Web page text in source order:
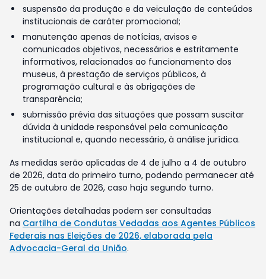
suspensão da produção e da veiculação de conteúdos
institucionais de caráter promocional;
manutenção apenas de notícias, avisos e
comunicados objetivos, necessários e estritamente
informativos, relacionados ao funcionamento dos
museus, à prestação de serviços públicos, à
programação cultural e às obrigações de
transparência;
submissão prévia das situações que possam suscitar
dúvida à unidade responsável pela comunicação
institucional e, quando necessário, à análise jurídica.
As medidas serão aplicadas de 4 de julho a 4 de outubro
de 2026, data do primeiro turno, podendo permanecer até
25 de outubro de 2026, caso haja segundo turno.
Orientações detalhadas podem ser consultadas
na Cartilha de Condutas Vedadas aos Agentes Públicos
Federais nas Eleições de 2026, elaborada pela
Advocacia-Geral da União.